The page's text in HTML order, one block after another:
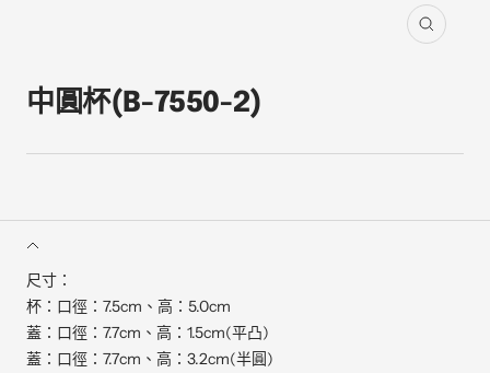
縮
中圓杯(B-7550-2)
尺寸：
杯：口徑：7.5cm、高：5.0cm
蓋：口徑：7.7cm、高：1.5cm(平凸)
蓋：口徑：7.7cm、高：3.2cm(半圓)